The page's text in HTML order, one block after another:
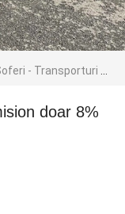
- Transporturi